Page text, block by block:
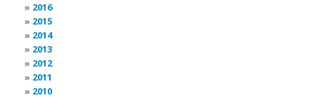
2016
2015
2014
2013
2012
2011
2010